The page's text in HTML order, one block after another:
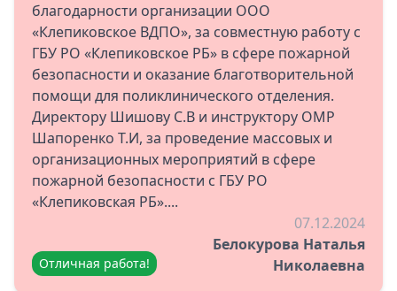
благодарности организации ООО
«Клепиковское ВДПО», за совместную работу с
ГБУ РО «Клепиковское РБ» в сфере пожарной
безопасности и оказание благотворительной
помощи для поликлинического отделения.
Директору Шишову С.В и инструктору ОМР
Шапоренко Т.И, за проведение массовых и
организационных мероприятий в сфере
пожарной безопасности с ГБУ РО
«Клепиковская РБ»....
Отличная работа!
07.12.2024
Белокурова Наталья
Николаевна